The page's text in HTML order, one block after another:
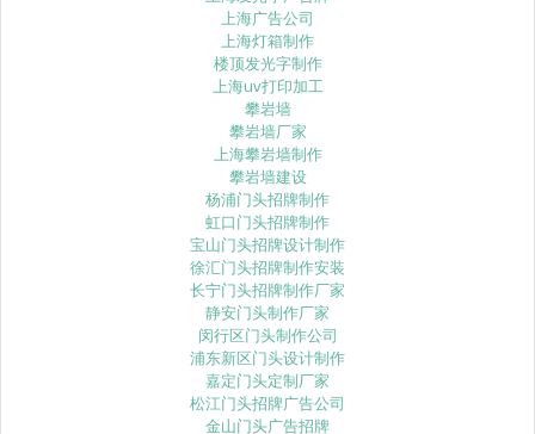
上海广告公司
上海灯箱制作
楼顶发光字制作
上海uv打印加工
攀岩墙
攀岩墙厂家
上海攀岩墙制作
攀岩墙建设
杨浦门头招牌制作
虹口门头招牌制作
宝山门头招牌设计制作
徐汇门头招牌制作安装
长宁门头招牌制作厂家
静安门头制作厂家
闵行区门头制作公司
浦东新区门头设计制作
嘉定门头定制厂家
松江门头招牌广告公司
金山门头广告招牌